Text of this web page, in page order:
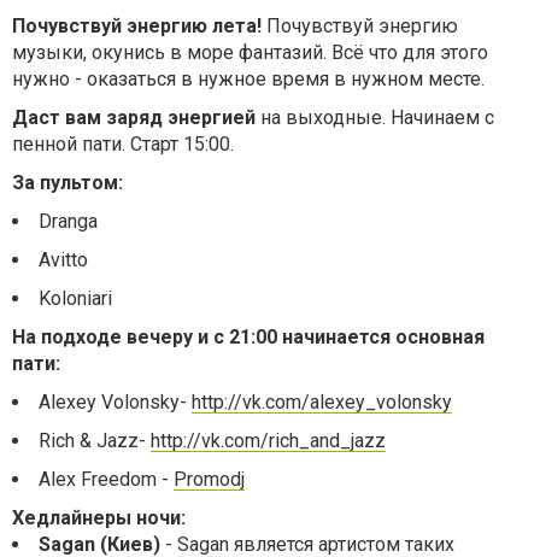
Почувствуй энергию лета! Почувствуй энергию
музыки, окунись в море фантазий. Всё что для этого
нужно - оказаться в нужное время в нужном месте.
Даст вам заряд энергией на выходные. Начинаем с
пенной пати. Старт 15:00.
За пультом:
Dranga
Avitto
Koloniari
На подходе вечеру и с 21:00 начинается основная
пати:
Alexey Volonsky- http://vk.com/alexey_volonsky
Rich & Jazz- http://vk.com/rich_and_jazz
Alex Freedom - Promodj
Хедлайнеры ночи:
Sagan (Киев) - Sagan является артистом таких